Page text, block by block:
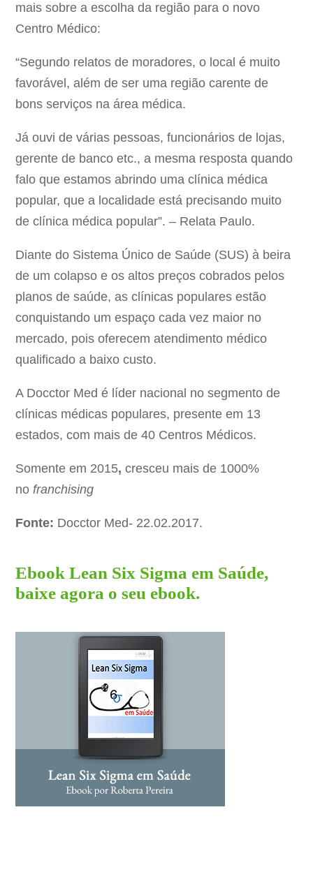
mais sobre a escolha da região para o novo
Centro Médico:
“Segundo relatos de moradores, o local é muito
favorável, além de ser uma região carente de
bons serviços na área médica.
Já ouvi de várias pessoas, funcionários de lojas,
gerente de banco etc., a mesma resposta quando
falo que estamos abrindo uma clínica médica
popular, que a localidade está precisando muito
de clínica médica popular”. – Relata Paulo.
Diante do Sistema Único de Saúde (SUS) à beira
de um colapso e os altos preços cobrados pelos
planos de saúde, as clínicas populares estão
conquistando um espaço cada vez maior no
mercado, pois oferecem atendimento médico
qualificado a baixo custo.
A Docctor Med é líder nacional no segmento de
clínicas médicas populares, presente em 13
estados, com mais de 40 Centros Médicos.
Somente em 2015,cresceu mais de 1000%
nofranchising
Fonte: Docctor Med- 22.02.2017.
Ebook Lean Six Sigma em Saúde,
baixe agora o seu ebook.